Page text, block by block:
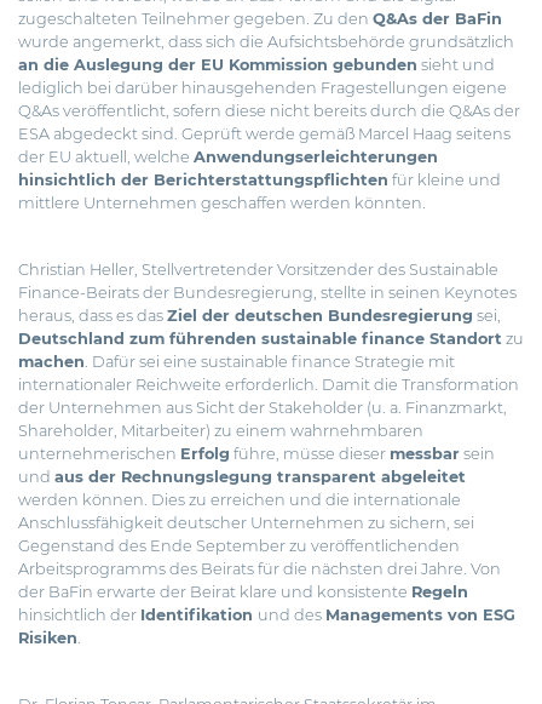
zugeschalteten Teilnehmer gegeben. Zu den Q&As der BaFin
wurde angemerkt, dass sich die Aufsichtsbehörde grundsätzlich
an die Auslegung der EU Kommission gebunden sieht und
lediglich bei darüber hinausgehenden Fragestellungen eigene
Q&As veröffentlicht, sofern diese nicht bereits durch die Q&As der
ESA abgedeckt sind. Geprüft werde gemäß Marcel Haag seitens
der EU aktuell, welche Anwendungserleichterungen
hinsichtlich der Berichterstattungspflichten für kleine und
mittlere Unternehmen geschaffen werden könnten.
Christian Heller, Stellvertretender Vorsitzender des Sustainable
Finance-Beirats der Bundesregierung, stellte in seinen Keynotes
heraus, dass es das Ziel der deutschen Bundesregierung sei,
Deutschland zum führenden sustainable finance Standort zu
machen. Dafür sei eine sustainable finance Strategie mit
internationaler Reichweite erforderlich. Damit die Transformation
der Unternehmen aus Sicht der Stakeholder (u. a. Finanzmarkt,
Shareholder, Mitarbeiter) zu einem wahrnehmbaren
unternehmerischen Erfolg führe, müsse dieser messbar sein
und aus der Rechnungslegung transparent abgeleitet
werden können. Dies zu erreichen und die internationale
Anschlussfähigkeit deutscher Unternehmen zu sichern, sei
Gegenstand des Ende September zu veröffentlichenden
Arbeitsprogramms des Beirats für die nächsten drei Jahre. Von
der BaFin erwarte der Beirat klare und konsistente Regeln
hinsichtlich der Identifikation und des Managements von ESG
Risiken.